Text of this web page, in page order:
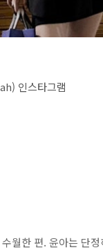
인스타그램
월한 편. 윤아는 단